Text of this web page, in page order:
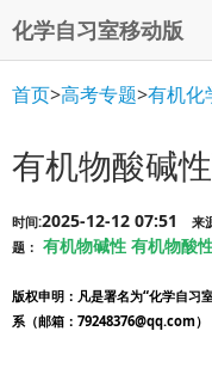
化学自习室移动版
首页>高考专题>有机化
有机物酸碱
时间:2025-12-12 07:51 来
题： 有机物碱性 有机物酸
版权申明 ：凡是署名为“化学自习
系（邮箱：79248376@qq.com）